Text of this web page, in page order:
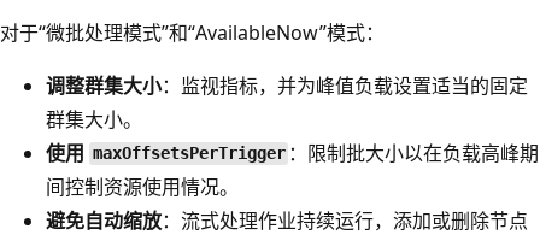
对于“微批处理模式”和“AvailableNow”模式：
调整群集大小：监视指标，并为峰值负载设置适当的固定
群集大小。
使用 maxOffsetsPerTrigger ：限制批大小以在负载高峰期
间控制资源使用情况。
避免自动缩放：流式处理作业持续运行，添加或删除节点